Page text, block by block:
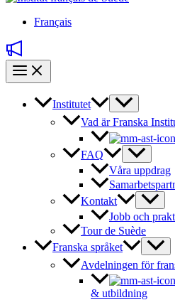
Français
Institutet
Vad är Franska
FAQ
Våra uppdrag
Kontakt
Jobb och
Tour de Suède
Franska språket
Avdelningen för
& utbildning